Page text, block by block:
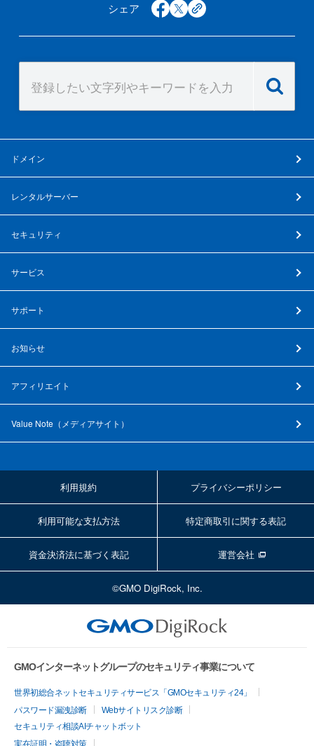
シェア facebook
x copy
ドメイン
レンタルサーバー
セキュリティ
サービス
サポート
お知らせ
アフィリエイト
Value Note（ メディアサイト ）
利用規約 プライバシーポリシー
利用可能な支払方法 特定商取引に関する表記
資金決済法に基づく表記 運営会社
©GMO DigiRock, Inc.
GMOインターネットグループのセキュリティ事業について
世界初総合ネットセキュリティサービス「GMOセキュリティ24」
パスワード漏洩診断
Webサイトリスク診断
セキュリティ相談AIチャットボット
実在証明・盗聴対策